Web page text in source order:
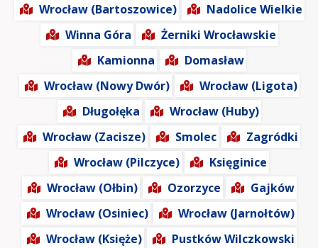
Wrocław (Bartoszowice)
Nadolice Wielkie
Winna Góra
Żerniki Wrocławskie
Kamionna
Domasław
Wrocław (Nowy Dwór)
Wrocław (Ligota)
Długołęka
Wrocław (Huby)
Wrocław (Zacisze)
Smolec
Zagródki
Wrocław (Pilczyce)
Księginice
Wrocław (Ołbin)
Ozorzyce
Gajków
Wrocław (Osiniec)
Wrocław (Jarnołtów)
Wrocław (Księże)
Pustków Wilczkowski